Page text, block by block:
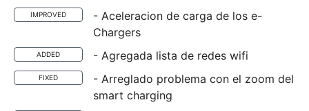
IMPROVED
- Aceleracion de carga de los e-
Chargers
ADDED - Agregada lista de redes wifi
FIXED
- Arreglado problema con el zoom del
smart charging